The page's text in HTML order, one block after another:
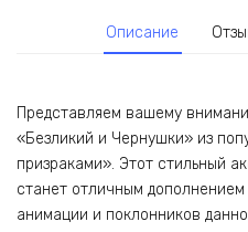
Описание
Представляем вашему
«Безликий и Чернушки» из
призраками». Этот стильный
станет отличным
анимации и поклонников